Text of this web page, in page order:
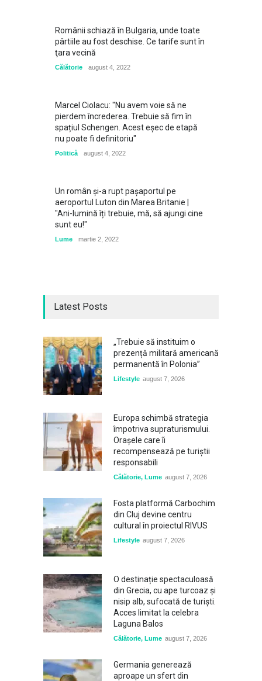
Românii schiază în Bulgaria, unde toate
pârtiile au fost deschise. Ce tarife sunt în
ţara vecină
Călătorie august 4, 2022
Marcel Ciolacu: "Nu avem voie să ne
pierdem încrederea. Trebuie să fim în
spațiul Schengen. Acest eșec de etapă
nu poate fi definitoriu"
Politică august 4, 2022
Un român și-a rupt pașaportul pe
aeroportul Luton din Marea Britanie |
"Ani-lumină îți trebuie, mă, să ajungi cine
sunt eu!"
Lume martie 2, 2022
Latest Posts
„Trebuie să instituim o
prezență militară americană
permanentă în Polonia”
Lifestyle august 7, 2026
Europa schimbă strategia
împotriva supraturismului.
Orașele care îi
recompensează pe turiștii
responsabili
Călătorie, Lume august 7, 2026
Fosta platformă Carbochim
din Cluj devine centru
cultural în proiectul RIVUS
Lifestyle august 7, 2026
O destinație spectaculoasă
din Grecia, cu ape turcoaz și
nisip alb, sufocată de turiști.
Acces limitat la celebra
Laguna Balos
Călătorie, Lume august 7, 2026
Germania generează
aproape un sfert din